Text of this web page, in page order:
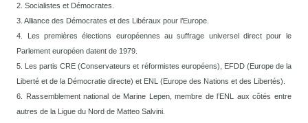
2. Socialistes et Démocrates.
3. Alliance des Démocrates et des Libéraux pour l’Europe.
4. Les premières élections européennes au suffrage universel direct pour le
Parlement européen datent de 1979.
5. Les partis CRE (Conservateurs et réformistes européens), EFDD (Europe de la
Liberté et de la Démocratie directe) et ENL (Europe des Nations et des Libertés).
6. Rassemblement national de Marine Lepen, membre de l’ENL aux côtés entre
autres de la Ligue du Nord de Matteo Salvini.